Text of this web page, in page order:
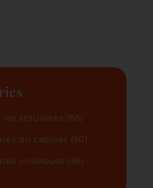
les actualités (86)
du cabinet (50)
juridiques (36)